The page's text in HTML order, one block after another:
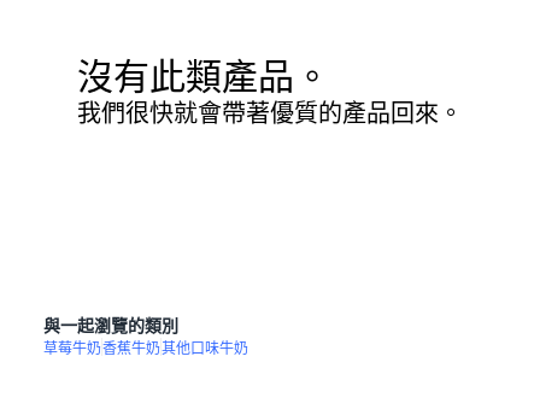
沒有此類產品。
我們很快就會帶著優質的產品回來。
與一起瀏覽的類別
草莓牛奶香蕉牛奶其他口味牛奶